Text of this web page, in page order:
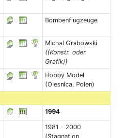
Bombenflugzeuge
Michal Grabowski
((Konstr. oder
Grafik))
Hobby Model
(Olesnica, Polen)
1994
1981 - 2000
(Stagnation